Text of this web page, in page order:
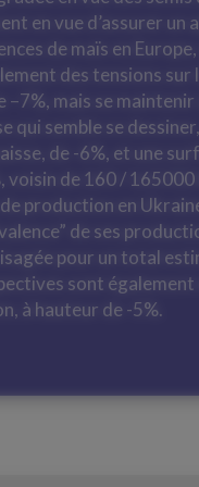
en vue d’assurer
de maïs en
des tensions
mais se
qui semble se
de -6%, et une
de 160 / 165000
production en
de ses
pour un total
sont
à hauteur de -5%.